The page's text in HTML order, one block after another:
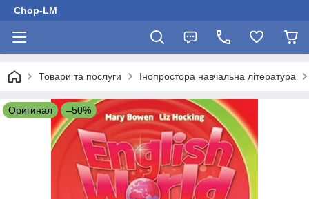
Chop-LM
Товари та послуги Інопростора навчальна література
Оригинал –50%